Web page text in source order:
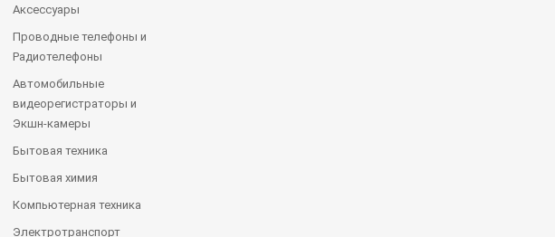
Аксессуары
Проводные телефоны и
Радиотелефоны
Автомобильные
видеорегистраторы и
Экшн-камеры
Бытовая техника
Бытовая химия
Компьютерная техника
Электротранспорт